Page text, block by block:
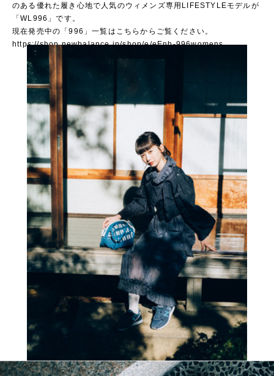
のある優れた履き心地で人気のウィメンズ専用LIFESTYLEモデルが
「WL996」です。
現在発売中の「996」一覧はこちらからご覧ください。
https://shop.newbalance.jp/shop/e/eEnb-996womens